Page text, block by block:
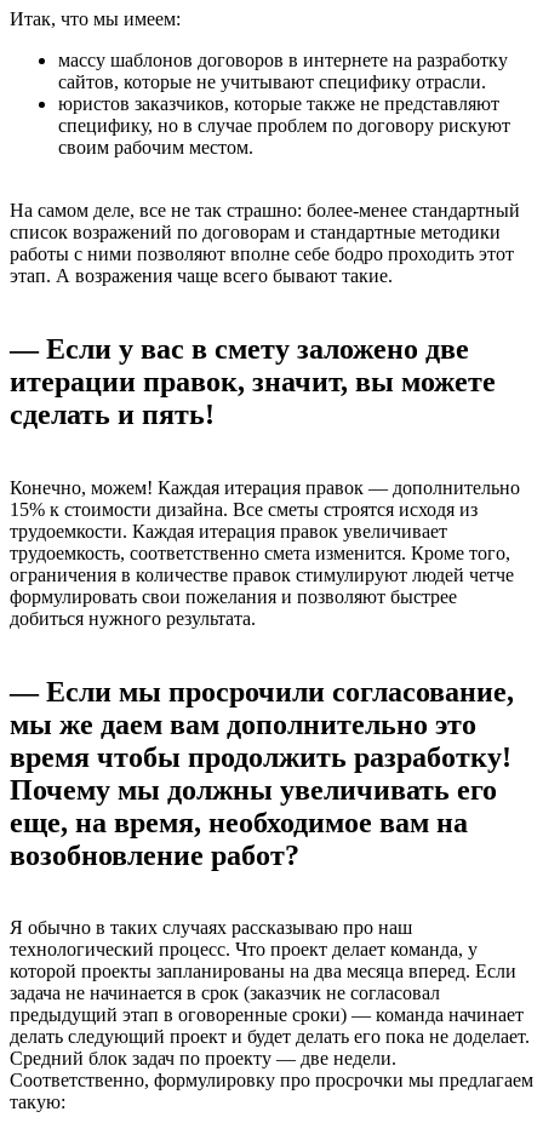
Итак, что мы имеем:
массу шаблонов договоров в интернете на разработку
сайтов, которые не учитывают специфику отрасли.
юристов заказчиков, которые также не представляют
специфику, но в случае проблем по договору рискуют
своим рабочим местом.
На самом деле, все не так страшно: более-менее стандартный
список возражений по договорам и стандартные методики
работы с ними позволяют вполне себе бодро проходить этот
этап. А возражения чаще всего бывают такие.
— Если у вас в смету заложено две
итерации правок, значит, вы можете
сделать и пять!
Конечно, можем! Каждая итерация правок — дополнительно
15% к стоимости дизайна. Все сметы строятся исходя из
трудоемкости. Каждая итерация правок увеличивает
трудоемкость, соответственно смета изменится. Кроме того,
ограничения в количестве правок стимулируют людей четче
формулировать свои пожелания и позволяют быстрее
добиться нужного результата.
— Если мы просрочили согласование,
мы же даем вам дополнительно это
время чтобы продолжить разработку!
Почему мы должны увеличивать его
еще, на время, необходимое вам на
возобновление работ?
Я обычно в таких случаях рассказываю про наш
технологический процесс. Что проект делает команда, у
которой проекты запланированы на два месяца вперед. Если
задача не начинается в срок (заказчик не согласовал
предыдущий этап в оговоренные сроки) — команда начинает
делать следующий проект и будет делать его пока не доделает.
Средний блок задач по проекту — две недели.
Соответственно, формулировку про просрочки мы предлагаем
такую: